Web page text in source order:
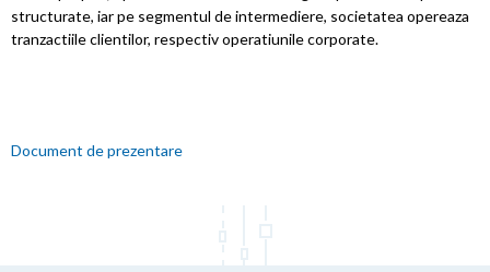
structurate, iar pe segmentul de intermediere, societatea opereaza
tranzactiile clientilor, respectiv operatiunile corporate.
Document de prezentare